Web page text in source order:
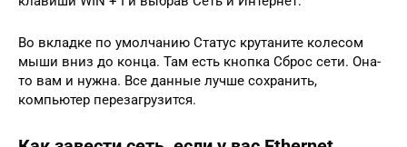
Во вкладке по умолчанию Статус крутаните колесом
мыши вниз до конца. Там есть кнопка Сброс сети. Она-
то вам и нужна. Все данные лучше сохранить,
компьютер перезагрузится.